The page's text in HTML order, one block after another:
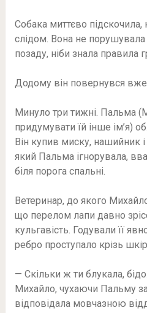
Собака миттєво
слідом. Вона не
позаду, ніби знала правила
Додому він повернувся
Минуло три тижні. Пальма
придумувати їй інше ім’я)
Він купив миску, нашийник
який Пальма ігнорувала,
біля порога спальні.
Ветеринар, до якого
що перелом лапи давно
кульгавість. Годували її
ребро проступало крізь
— Скільки ж ти блукала,
Михайло, чухаючи Пальму
відповідала мовчазною